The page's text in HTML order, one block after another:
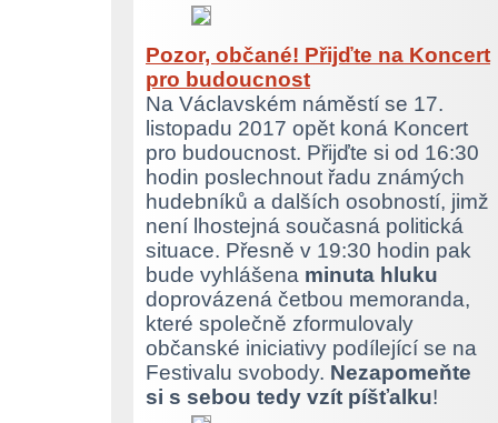
Pozor, občané! Přijďte na Koncert
pro budoucnost
Na Václavském náměstí se 17.
listopadu 2017 opět koná Koncert
pro budoucnost. Přijďte si od 16:30
hodin poslechnout řadu známých
hudebníků a dalších osobností, jimž
není lhostejná současná politická
situace. Přesně v 19:30 hodin pak
bude vyhlášena minuta hluku
doprovázená četbou memoranda,
které společně zformulovaly
občanské iniciativy podílející se na
Festivalu svobody. Nezapomeňte
si s sebou tedy vzít píšťalku!